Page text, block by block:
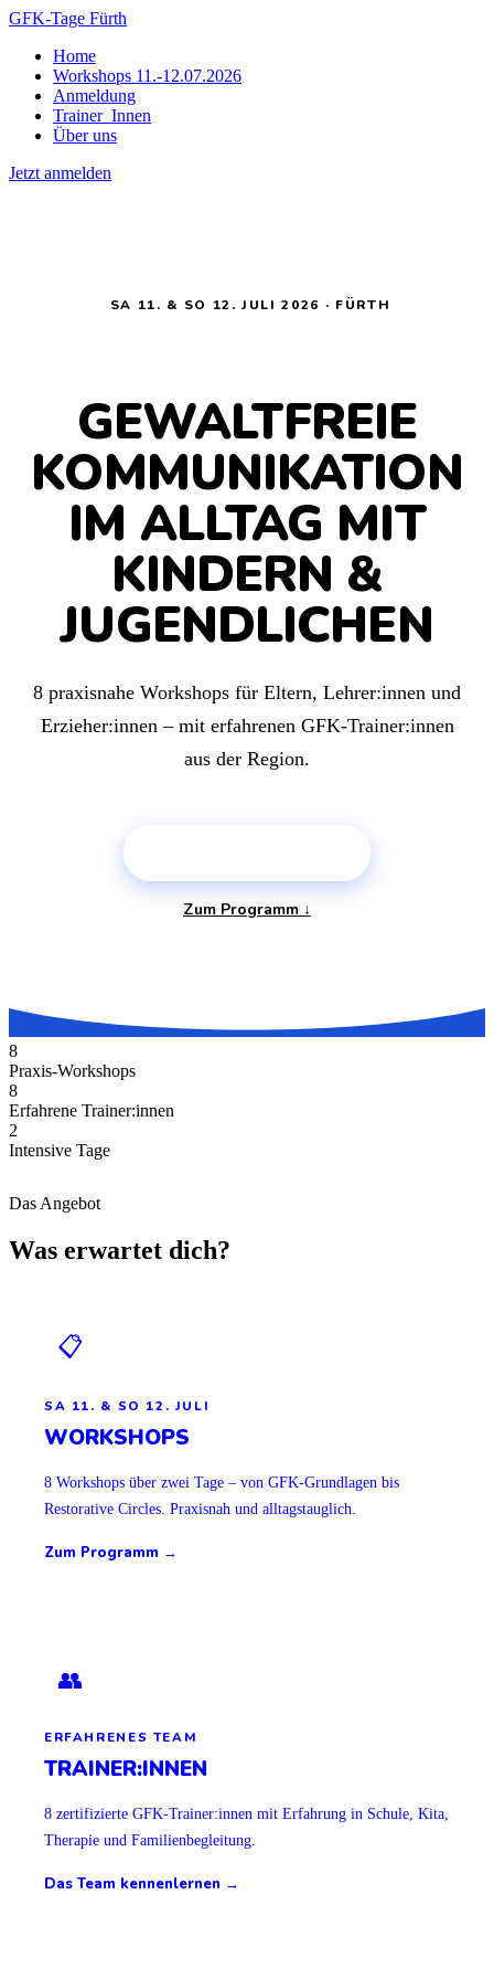
GFK-Tage Fürth
Home
Workshops 11.-12.07.2026
Anmeldung
Trainer_Innen
Über uns
Jetzt anmelden
SA 11. & SO 12. JULI 2026 · FÜRTH
GEWALTFREIE
KOMMUNIKATION
IM ALLTAG MIT
KINDERN &
JUGENDLICHEN
8 praxisnahe Workshops für Eltern, Lehrer:innen und
Erzieher:innen – mit erfahrenen GFK-Trainer:innen
aus der Region.
Zum Programm ↓
8
Praxis-Workshops
8
Erfahrene Trainer:innen
2
Intensive Tage
Das Angebot
Was erwartet dich?
📋
SA 11. & SO 12. JULI
WORKSHOPS
8 Workshops über zwei Tage – von GFK-Grundlagen bis
Restorative Circles. Praxisnah und alltagstauglich.
Zum Programm →
👥
ERFAHRENES TEAM
TRAINER:INNEN
8 zertifizierte GFK-Trainer:innen mit Erfahrung in Schule, Kita,
Therapie und Familienbegleitung.
Das Team kennenlernen →